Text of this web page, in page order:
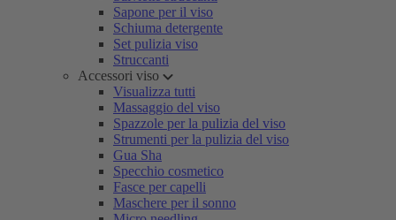
Sapone per il viso
Schiuma detergente
Set pulizia viso
Struccanti
Accessori viso
Visualizza tutti
Massaggio del viso
Spazzole per la pulizia del viso
Strumenti per la pulizia del viso
Gua Sha
Specchio cosmetico
Fasce per capelli
Maschere per il sonno